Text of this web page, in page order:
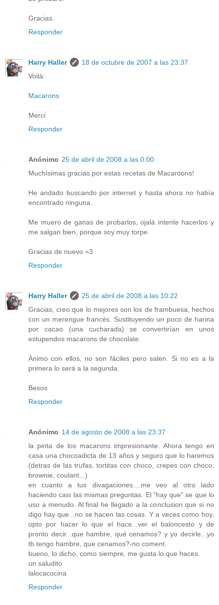
Gracias.
Responder
Harry Haller
18 de octubre de 2007 a las 23:37
Voilà:
Macarons
Merci
Responder
Anónimo 25 de abril de 2008 a las 0:00
Muchísimas gracias por estas recetas de Macaroons!
He andado buscando por internet y hasta ahora no había
encontrado ninguna.
Me muero de ganas de probarlos, ojalá intente hacerlos y
me salgan bien, porque soy muy torpe.
Gracias de nuevo =3
Responder
Harry Haller
25 de abril de 2008 a las 10:22
Gracias, creo que lo mejores son los de frambuesa, hechos
con un merengue francés. Sustituyendo un poco de harina
por cacao (una cucharada) se convertirían en unos
estupendos macarons de chocolate.
Ánimo con ellos, no son fáciles pero salen. Si no es a la
primera lo será a la segunda.
Besos
Responder
Anónimo 14 de agosto de 2008 a las 23:37
la pinta de los macarons impresionante. Ahora tengo en
casa una chocoadicta de 13 años y seguro que lo haremos
(detras de las trufas, tortitas con choco, crepes con choco,
brownie, coulant...)
en cuanto a tus divagaciones....me veo al otro lado
haciendo casi las mismas preguntas. El "hay que" se que lo
uso a menudo. Al final he llegado a la conclusion que si no
digo hay que...no se hacen las cosas. Y a veces como hoy,
opto por hacer lo que el hace...ver el baloncesto y de
pronto decir...que hambre, qué cenamos? y yo decirle...yo
tb tengo hambre, que cenamos?-no coment.
bueno, lo dicho, como siempre, me gusta lo que haces.
un saludito
lalocacocina
Responder